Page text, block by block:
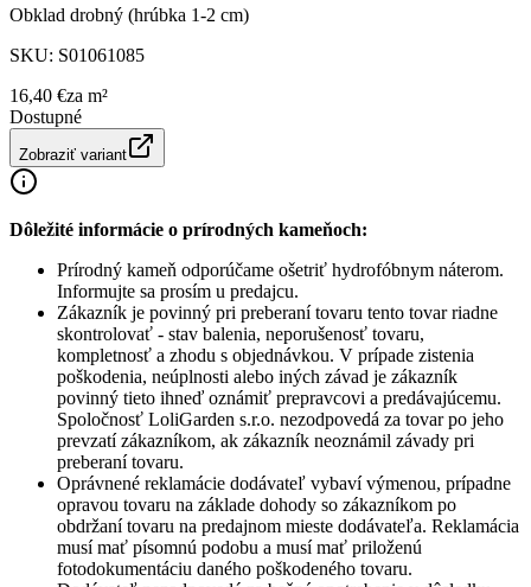
Obklad drobný (hrúbka 1-2 cm)
SKU: S01061085
16,40 €za m²
Dostupné
Zobraziť variant
Dôležité informácie o prírodných kameňoch:
Prírodný kameň odporúčame ošetriť hydrofóbnym náterom.
Informujte sa prosím u predajcu.
Zákazník je povinný pri preberaní tovaru tento tovar riadne
skontrolovať - stav balenia, neporušenosť tovaru,
kompletnosť a zhodu s objednávkou. V prípade zistenia
poškodenia, neúplnosti alebo iných závad je zákazník
povinný tieto ihneď oznámiť prepravcovi a predávajúcemu.
Spoločnosť LoliGarden s.r.o. nezodpovedá za tovar po jeho
prevzatí zákazníkom, ak zákazník neoznámil závady pri
preberaní tovaru.
Oprávnené reklamácie dodávateľ vybaví výmenou, prípadne
opravou tovaru na základe dohody so zákazníkom po
obdržaní tovaru na predajnom mieste dodávateľa. Reklamácia
musí mať písomnú podobu a musí mať priloženú
fotodokumentáciu daného poškodeného tovaru.